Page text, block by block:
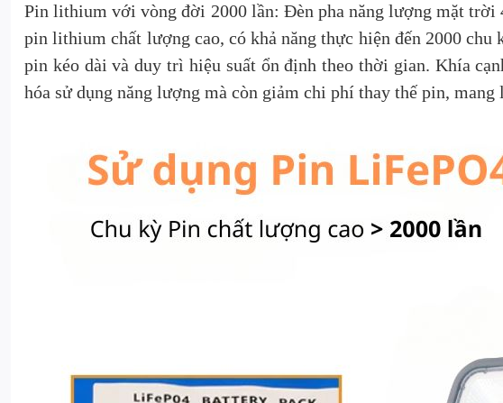
Pin lithium với vòng đời 2000 lần: Đèn pha năng lượng mặt trời
pin lithium chất lượng cao, có khả năng thực hiện đến 2000 chu
pin kéo dài và duy trì hiệu suất ổn định theo thời gian. Khía
hóa sử dụng năng lượng mà còn giảm chi phí thay thế pin,